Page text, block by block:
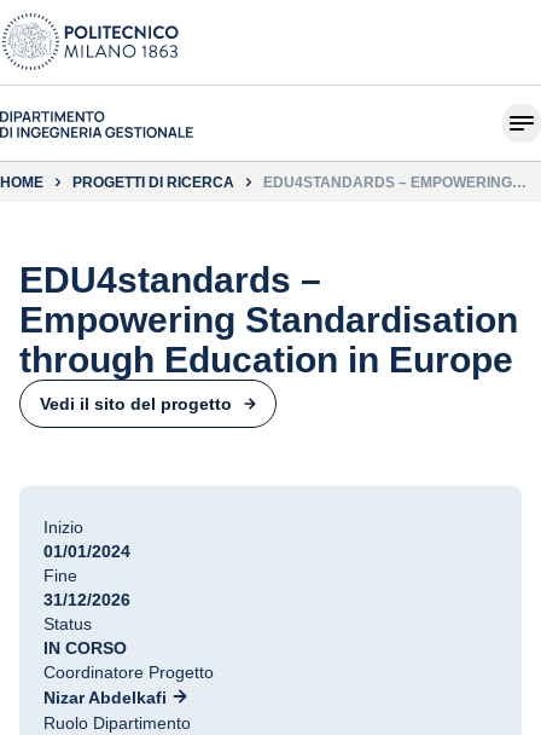
HOME PROGETTI DI RICERCA
EDU4STANDARDS – EMPOWERING
EDU4standards –
Empowering Standardisation
through Education in Europe
Vedi il sito del progetto
Inizio
01/01/2024
Fine
31/12/2026
Status
IN CORSO
Coordinatore Progetto
Nizar Abdelkafi
Ruolo Dipartimento